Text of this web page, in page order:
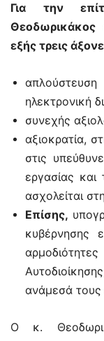
Για την
Θεοδωρικάκος
εξής τρεις
ηλεκτρονική
συνεχής
αξιοκρατία,
στις
εργασίας και
ασχολείται
Επίσης,
κυβέρνησης
ανάμεσά τους
Ο κ.